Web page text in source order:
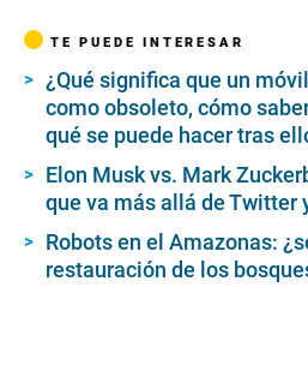
TE PUEDE INTERESAR
¿Qué significa que un
como obsoleto, cómo
qué se puede hacer tras
Elon Musk vs. Mark
que va más allá de Twitter
Robots en el Amazonas:
restauración de los